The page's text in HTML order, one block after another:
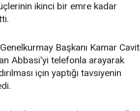
ikinci bir emre kadar
Başkanı Kamar Cavit
Abbasi'yi telefonla arayarak
için yaptığı tavsiyenin